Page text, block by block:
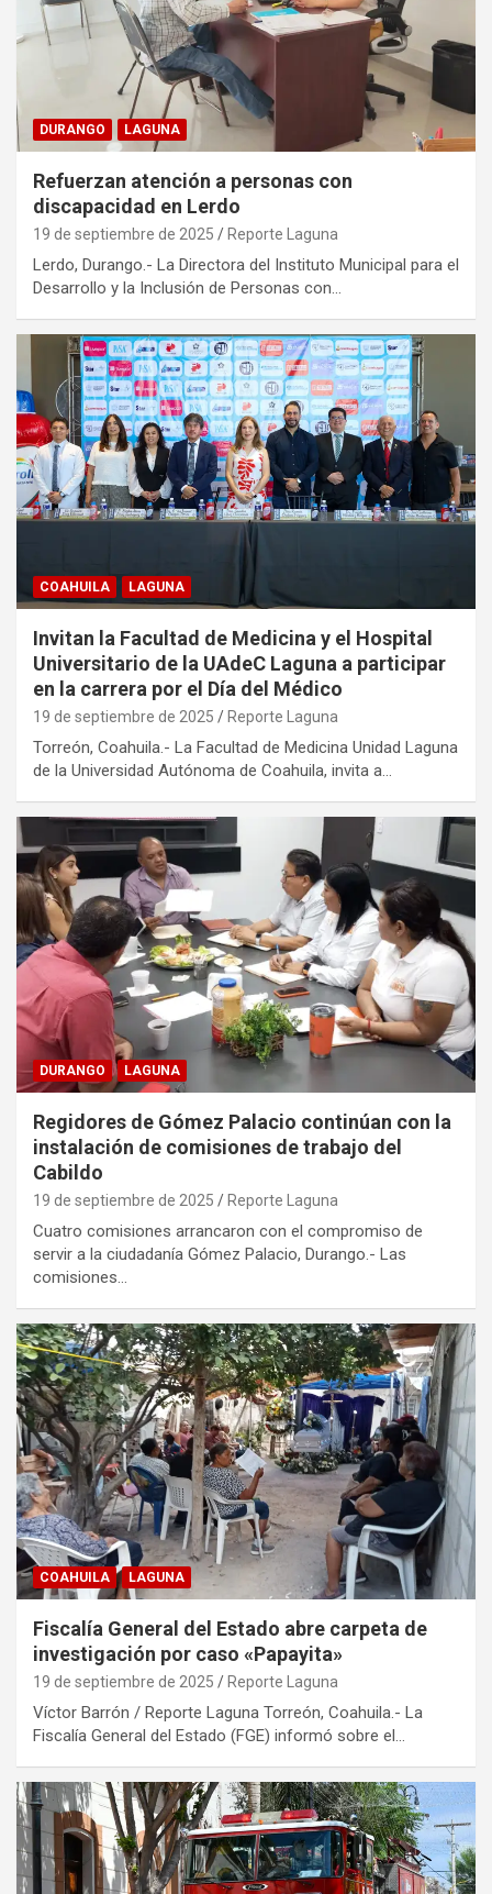
DURANGO LAGUNA
Refuerzan atención a personas con
discapacidad en Lerdo
19 de septiembre de 2025 Reporte Laguna
Lerdo, Durango.- La Directora del Instituto Municipal para el
Desarrollo y la Inclusión de Personas con…
COAHUILA LAGUNA
Invitan la Facultad de Medicina y el Hospital
Universitario de la UAdeC Laguna a participar
en la carrera por el Día del Médico
19 de septiembre de 2025 Reporte Laguna
Torreón, Coahuila.- La Facultad de Medicina Unidad Laguna
de la Universidad Autónoma de Coahuila, invita a…
DURANGO LAGUNA
Regidores de Gómez Palacio continúan con la
instalación de comisiones de trabajo del
Cabildo
19 de septiembre de 2025 Reporte Laguna
Cuatro comisiones arrancaron con el compromiso de
servir a la ciudadanía Gómez Palacio, Durango.- Las
comisiones…
COAHUILA LAGUNA
Fiscalía General del Estado abre carpeta de
investigación por caso «Papayita»
19 de septiembre de 2025 Reporte Laguna
Víctor Barrón / Reporte Laguna Torreón, Coahuila.- La
Fiscalía General del Estado (FGE) informó sobre el…